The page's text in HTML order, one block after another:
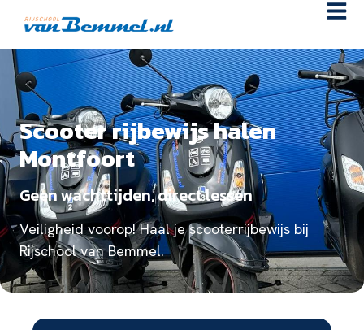
Scooter rijbewijs halen
Montfoort
Geen wachttijden, direct lessen
Veiligheid voorop! Haal je scooterrijbewijs bij
Rijschool van Bemmel.